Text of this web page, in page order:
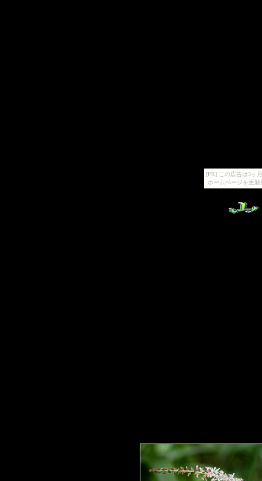
[PR] この広告は3ヶ
ホームページを更